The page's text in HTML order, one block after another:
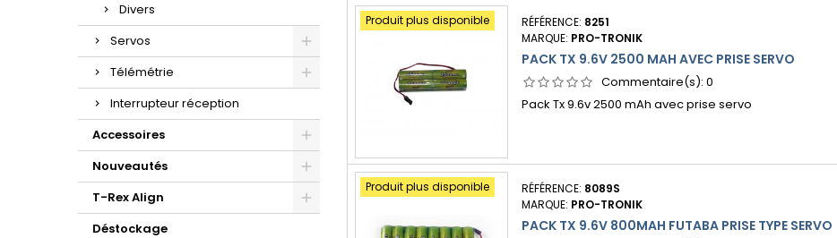
Divers
Servos
Télémétrie
Interrupteur réception
Accessoires
Nouveautés
T-Rex Align
Déstockage
Produit plus disponible RÉFÉRENCE: 8251
MARQUE: PRO-TRONIK
PACK TX 9.6V 2500 MAH AVEC PRISE SERVO
Commentaire(s): 0
Pack Tx 9.6v 2500 mAh avec prise servo
Produit plus disponible RÉFÉRENCE: 8089S
MARQUE: PRO-TRONIK
PACK TX 9.6V 800MAH FUTABA PRISE TYPE SERVO